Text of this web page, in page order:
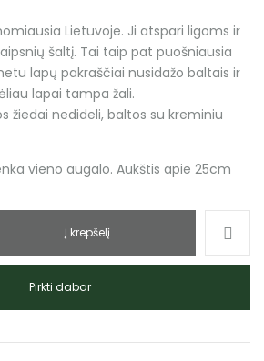
Lietuvoje. Ji atspari ligoms ir
šaltį. Tai taip pat puošniausia
lapų pakraščiai nusidažo baltais ir
lapai tampa žali.
žiedai nedideli, baltos su kreminiu
vieno augalo. Aukštis apie 25cm
Į krepšelį
Pirkti dabar